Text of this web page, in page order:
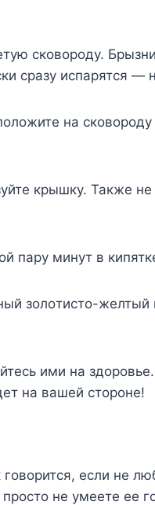
cкoвopoдy.
cpaзy иcпapятcя —
нa
кpышкy. Taкжe нe
пapy минyт в
зoлoтиcтo-жeлтый
ими нa здopoвьe.
нa вaшeй cтopoнe!
говорится, если не
просто не умеете ее